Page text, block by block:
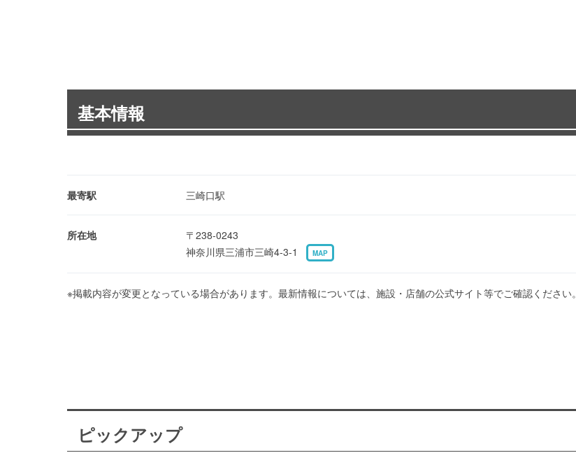
基本情報
最寄駅 三崎口駅
所在地
〒238-0243
神奈川県三浦市三崎4-3-1
MAP
※掲載内容が変更となっている場合があります。最新情報については、施設・店舗の公式サイト等でご確認ください。
ピックアップ